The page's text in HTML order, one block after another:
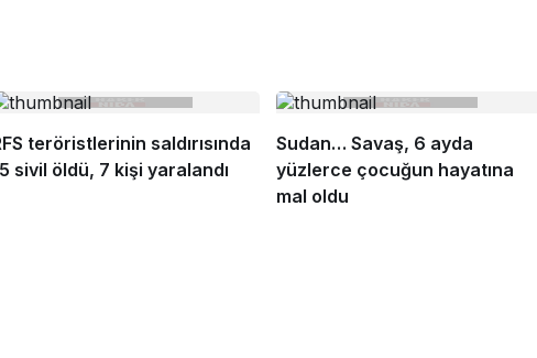
teröristlerinin saldırısında
sivil öldü, 7 kişi yaralandı
Sudan… Savaş, 6 ayda
yüzlerce çocuğun hayatına
mal oldu